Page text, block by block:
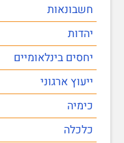
חשבונאות
יהדות
יחסים בינלאומיים
ייעוץ ארגוני
כימיה
כלכלה